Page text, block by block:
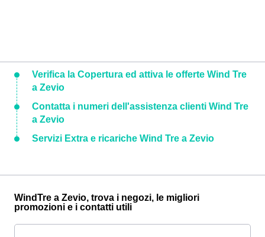
Verifica la Copertura ed attiva le offerte Wind Tre
a Zevio
Contatta i numeri dell'assistenza clienti Wind Tre
a Zevio
Servizi Extra e ricariche Wind Tre a Zevio
WindTre a Zevio, trova i negozi, le migliori
promozioni e i contatti utili